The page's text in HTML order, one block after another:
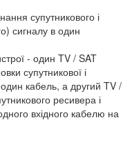
супутникового і
сигналу в один
- один TV / SAT
супутникової і
кабель, а другий TV /
ресивера і
вхідного кабелю на